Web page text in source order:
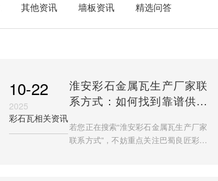
其他资讯 墙板资讯 精选问答
10-22
2025
彩石瓦相关资讯
淮安彩石金属瓦生产厂家联
系方式：如何找到靠谱供应
若您正在搜索“淮安彩石金属瓦生产厂家
联系方式”，不妨重点关注巴蜀良匠彩石